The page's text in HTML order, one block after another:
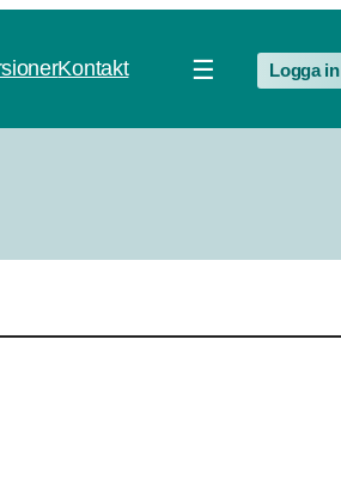
Kontakt ☰ Logga in